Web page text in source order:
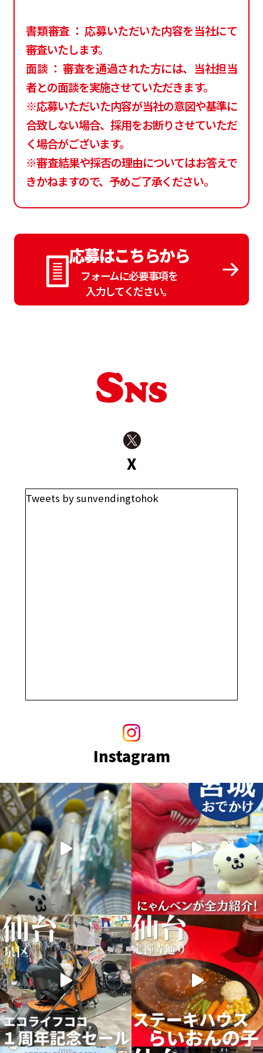
書類審査 ： 応募いただいた内容を当社にて
審査いたします。
面談 ： 審査を通過された方には、当社担当
者との面談を実施させていただきます。
※応募いただいた内容が当社の意図や基準に
合致しない場合、採用をお断りさせていただ
く場合がございます。
※審査結果や採否の理由についてはお答えで
きかねますので、予めご了承ください。
応募はこちらから
フォームに必要事項を
入力してください。
X
Tweets by sunvendingtohok
Instagram